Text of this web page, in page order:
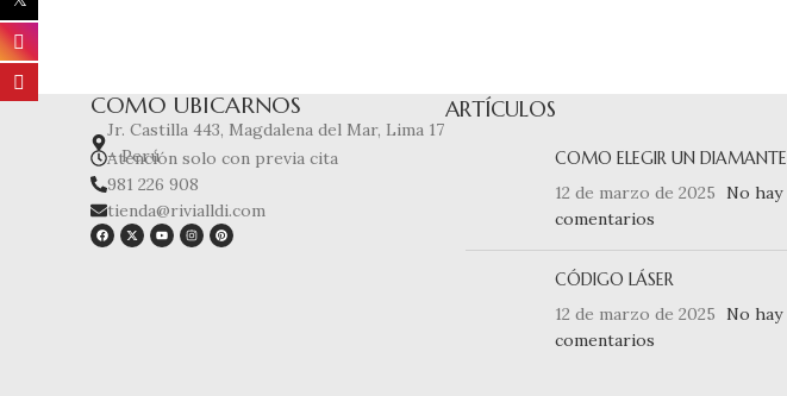
COMO UBICARNOS
Jr. Castilla 443, Magdalena del Mar, Lima 17
– Perú
Atención solo con previa cita
981 226 908
tienda@rivialldi.com
ARTÍCULOS
COMO ELEGIR UN DIAMANTE
12 de marzo de 2025
No hay
comentarios
CÓDIGO LÁSER
12 de marzo de 2025
No hay
comentarios